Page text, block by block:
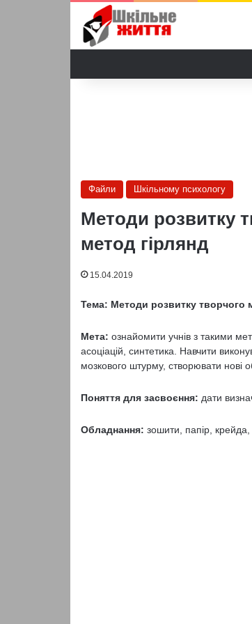
Файли Шкільному психологу
Методи розвитку
метод гірлянд
15.04.2019
Тема: Методи розвитку творчого
Мета: ознайомити учнів з такими
асоціацій, синтетика. Навчити
мозкового штурму, створювати нові
Поняття для засвоєння: дати
Обладнання: зошити, папір,